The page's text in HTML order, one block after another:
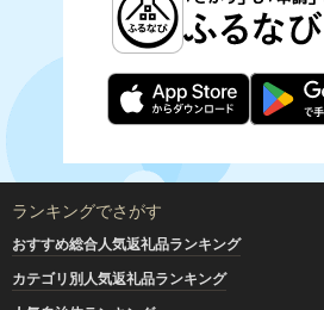
ランキングでさがす
おすすめ総合人気返礼品ランキング
カテゴリ別人気返礼品ランキング